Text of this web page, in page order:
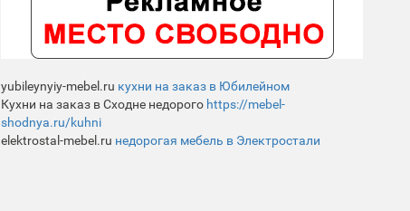
yubileynyiy-mebel.ru кухни на заказ в Юбилейном
Кухни на заказ в Сходне недорого https://mebel-
shodnya.ru/kuhni
elektrostal-mebel.ru недорогая мебель в Электростали